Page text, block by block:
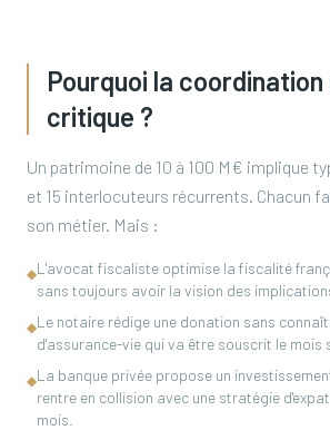
Pourquoi la
critique ?
Un patrimoine de 10 à 100 M€ implique
et 15 interlocuteurs récurrents. Chacun
son métier. Mais :
◆L'avocat fiscaliste optimise la fiscalité
sans toujours avoir la vision des
◆Le notaire rédige une donation sans
d'assurance-vie qui va être souscrit le mois
◆La banque privée propose un
rentre en collision avec une stratégie
mois.